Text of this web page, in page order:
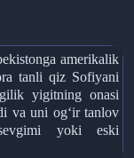
amerikalik
tanli qiz Sofiyani
yigitning onasi
va uni og‘ir tanlov
yoki eski